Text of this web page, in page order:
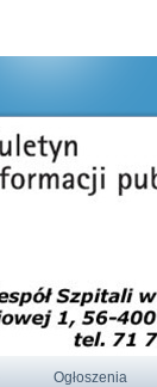
Ogłoszenia